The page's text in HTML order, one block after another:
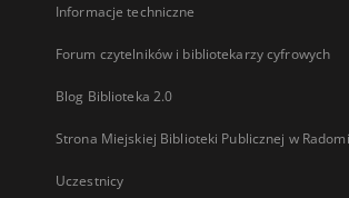
Informacje techniczne
Forum czytelników i bibliotekarzy cyfrowych
Blog Biblioteka 2.0
Strona Miejskiej Biblioteki Publicznej w
Uczestnicy